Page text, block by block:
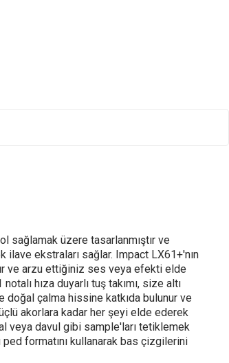
üzere tasarlanmıştır ve
ilave ekstraları sağlar. Impact LX61+'nın
ve arzu ettiğiniz ses veya efekti elde
hıza duyarlı tuş takımı, size altı
doğal çalma hissine katkıda bulunur ve
akorlara kadar her şeyi elde ederek
veya davul gibi sample'ları tetiklemek
formatını kullanarak bas çizgilerini